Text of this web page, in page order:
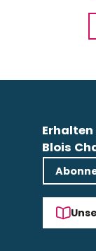
Blois